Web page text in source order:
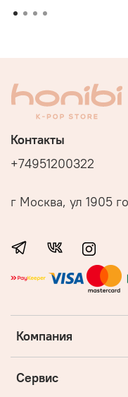
Компания
Сервис
Контакты
+74951200322
г Москва, ул 1905